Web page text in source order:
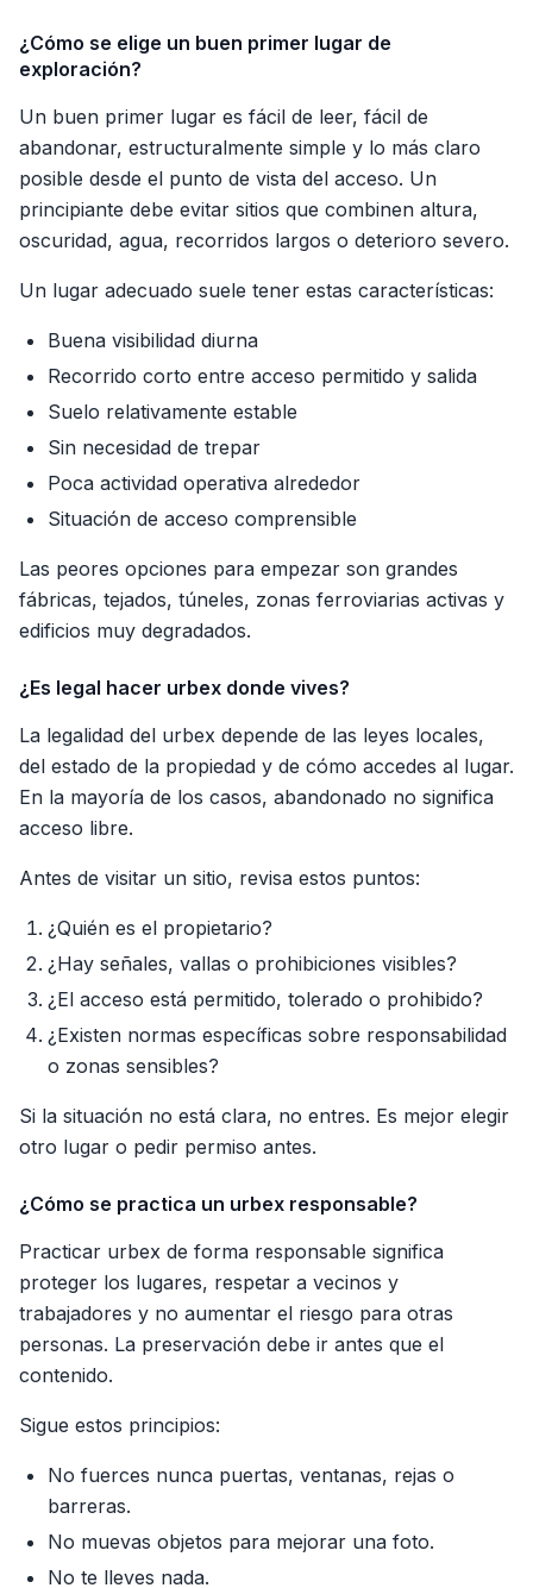
¿Cómo se elige un buen primer lugar de
exploración?
Un buen primer lugar es fácil de leer, fácil de
abandonar, estructuralmente simple y lo más claro
posible desde el punto de vista del acceso. Un
principiante debe evitar sitios que combinen altura,
oscuridad, agua, recorridos largos o deterioro severo.
Un lugar adecuado suele tener estas características:
Buena visibilidad diurna
Recorrido corto entre acceso permitido y salida
Suelo relativamente estable
Sin necesidad de trepar
Poca actividad operativa alrededor
Situación de acceso comprensible
Las peores opciones para empezar son grandes
fábricas, tejados, túneles, zonas ferroviarias activas y
edificios muy degradados.
¿Es legal hacer urbex donde vives?
La legalidad del urbex depende de las leyes locales,
del estado de la propiedad y de cómo accedes al lugar.
En la mayoría de los casos, abandonado no significa
acceso libre.
Antes de visitar un sitio, revisa estos puntos:
¿Quién es el propietario?
¿Hay señales, vallas o prohibiciones visibles?
¿El acceso está permitido, tolerado o prohibido?
¿Existen normas específicas sobre responsabilidad
o zonas sensibles?
Si la situación no está clara, no entres. Es mejor elegir
otro lugar o pedir permiso antes.
¿Cómo se practica un urbex responsable?
Practicar urbex de forma responsable significa
proteger los lugares, respetar a vecinos y
trabajadores y no aumentar el riesgo para otras
personas. La preservación debe ir antes que el
contenido.
Sigue estos principios:
No fuerces nunca puertas, ventanas, rejas o
barreras.
No muevas objetos para mejorar una foto.
No te lleves nada.